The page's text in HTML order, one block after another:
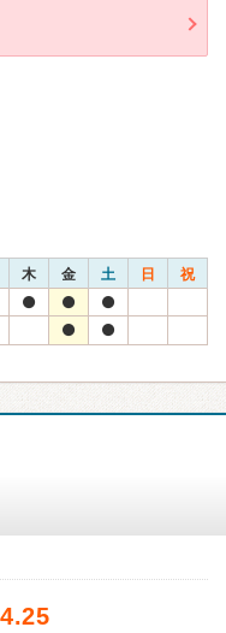
木 金 土 日 祝
4.25